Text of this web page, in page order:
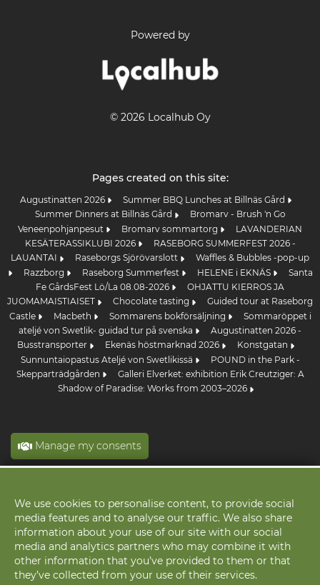
Powered by
© 2026 Localhub Oy
Pages created on this site:
Augustinatten 2026
Summer BBQ Lunches at Billnäs Gård
Summer Dinners at Billnäs Gård
Bromarv - Brush 'n Go
Veneenpohjanpesut
Bromarv sommartorg
LAVANDERIAN
KESÄTERASSIKLUBI 2026
RASEBORG SUMMERFEST 2026 -
LAUANTAI
Raseborgs Sjörövarslott
Waffles & Bubbles -pop-up
Razzborg
Raseborg Summerfest HELENE i EKNÄS
Santa
Fe GårdsFest Lö/La 08.08-2026
OHJATTU KIERROS JA
JUOMAMAISTIAISET
Chocolate tasting
Guided tour at Raseborg
Castle
Macbeth Sommarens bokförsäljning
Sommaröppet i
ateljé von Swetlik- guidad tur på svenska
Augustinatten 2026 -
Busstransporter
Ekenäs höstmarknad 2026
Konstgatan
Sunnuntaiopastus Ateljé von Swetlikissä
POUND in the Park -
Skepparträdgården
Galleri Elverket: exhibition Erik Creutziger: A
Shadow of Paradise: Works from 2003–2026
Manage my consents
Cookies
We use cookies to personalise content, to provide social
media features and to analyse our traffic. We also share
information about your use of our site with our social
media and analytics partners who may combine it with
other information that you’ve provided to them or that
they’ve collected from your use of their services.